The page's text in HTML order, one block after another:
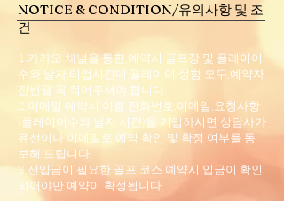
NOTICE & CONDITION/유의사항 및 조
건
1.카카오 채널을 통한 예약시 골프장 및 플레이어
수와 날자,티업시간대,플레이어 성함 모두,예약자
전번을 꼭 적어주셔야 합니다.
2.이메일 예약시 이름,전화번호,이메일,요청사항
(플레이어수와 날자 시간)을 기입하시면 상담사가
유선이나 이메일로 예약 확인 및 확정 여부를 통
보해 드립니다.
3.선입금이 필요한 골프 코스 예약시 입금이 확인
되어야만 예약이 확정됩니다.